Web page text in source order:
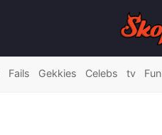
Fails Gekkies Celebs tv Fun